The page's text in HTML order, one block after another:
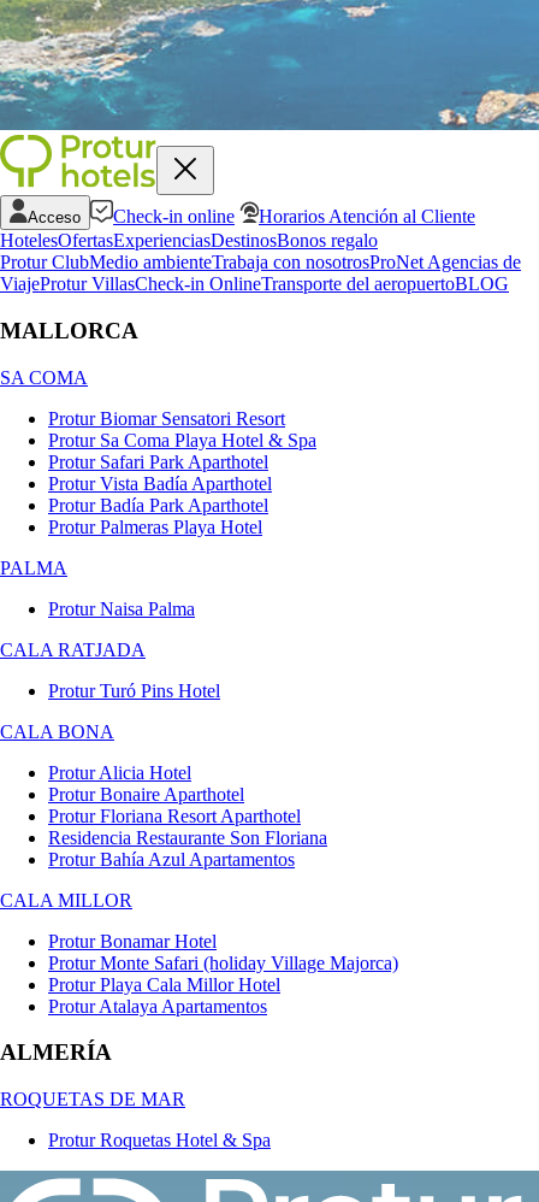
Acceso Check-in online
Horarios Atención al Cliente
HotelesOfertasExperienciasDestinosBonos regalo
Protur ClubMedio ambienteTrabaja con nosotrosProNet Agencias de
ViajeProtur VillasCheck-in OnlineTransporte del aeropuertoBLOG
MALLORCA
SA COMA
Protur Biomar Sensatori Resort
Protur Sa Coma Playa Hotel & Spa
Protur Safari Park Aparthotel
Protur Vista Badía Aparthotel
Protur Badía Park Aparthotel
Protur Palmeras Playa Hotel
PALMA
Protur Naisa Palma
CALA RATJADA
Protur Turó Pins Hotel
CALA BONA
Protur Alicia Hotel
Protur Bonaire Aparthotel
Protur Floriana Resort Aparthotel
Residencia Restaurante Son Floriana
Protur Bahía Azul Apartamentos
CALA MILLOR
Protur Bonamar Hotel
Protur Monte Safari (holiday Village Majorca)
Protur Playa Cala Millor Hotel
Protur Atalaya Apartamentos
ALMERÍA
ROQUETAS DE MAR
Protur Roquetas Hotel & Spa